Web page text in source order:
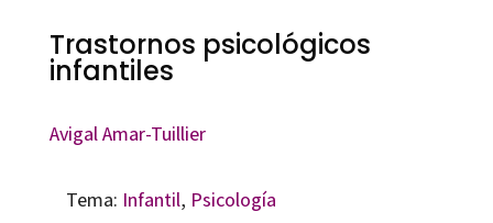
Trastornos psicológicos
infantiles
Avigal Amar-Tuillier
Tema: Infantil, Psicología